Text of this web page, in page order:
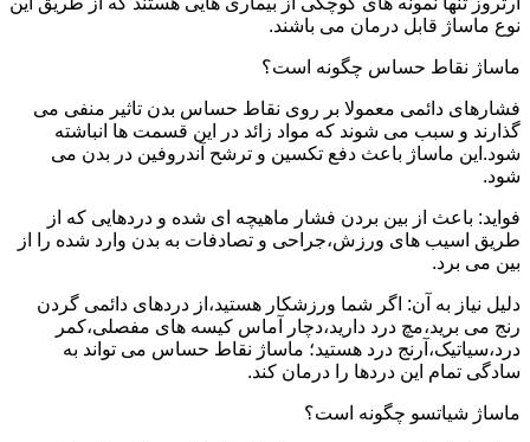
نوع ماساژ قابل درمان می باشند.
ماساژ نقاط حساس چگونه است؟
فشارهای دائمی معمولا بر روی نقاط حساس بدن تاثیر منفی می
گذارند و سبب می شوند که مواد زائد در این قسمت ها انباشته
شود.این ماساژ باعث دفع تکسین و ترشح آندروفین در بدن می
شود.
فواید: باعث از بین بردن فشار ماهیچه ای شده و دردهایی که از
طریق اسیب های ورزش،جراحی و تصادفات به بدن وارد شده را از
بین می برد.
دلیل نیاز به آن: اگر شما ورزشکار هستید،از دردهای دائمی گردن
رنج می برید،مچ درد دارید،دچار آماس کیسه های مفصلی،کمر
درد،سیاتیک،آرنج درد هستید؛ ماساژ نقاط حساس می تواند به
سادگی تمام این دردها را درمان کند.
ماساژ شیاتسو چگونه است؟